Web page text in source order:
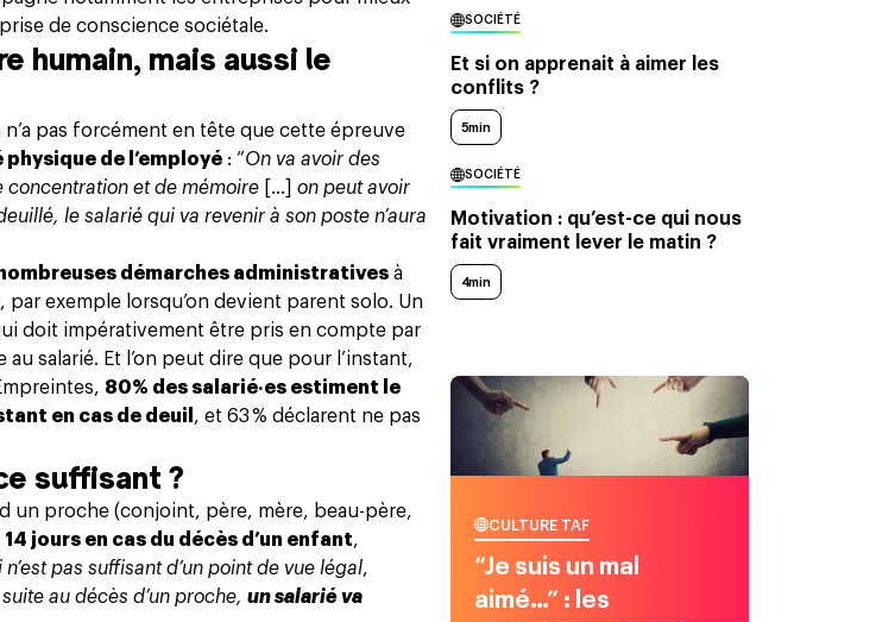
de conscience sociétale.
humain, mais aussi le
pas forcément en tête que cette épreuve
de l’employé : “On va avoir des
et de mémoire [...] on peut avoir
le salarié qui va revenir à son poste n’aura
démarches administratives à
par exemple lorsqu’on devient parent solo. Un
doit impérativement être pris en compte par
salarié. Et l’on peut dire que pour l’instant,
80 % des salarié‧es estiment le
en cas de deuil , et 63 % déclarent ne pas
suffisant ?
un proche (conjoint, père, mère, beau-père,
14 jours en cas du décès d’un enfant,
pas suffisant d’un point de vue légal,
au décès d’un proche, un salarié va
SOCIÉTÉ
Et si on apprenait à aimer les
conflits ?
5min
SOCIÉTÉ
Motivation : qu’est-ce qui nous
fait vraiment lever le matin ?
4min
CULTURE TAF
“Je suis un mal
aimé…” : les